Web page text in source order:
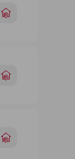
Choisir
Choisir
Choisir